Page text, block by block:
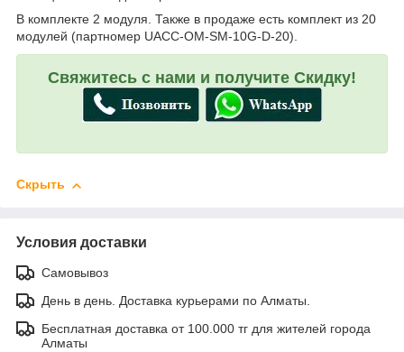
В комплекте 2 модуля. Также в продаже есть комплект из 20
модулей (партномер UACC-OM-SM-10G-D-20).
Свяжитесь с нами и получите Скидку!
Скрыть
Условия доставки
Самовывоз
День в день. Доставка курьерами по Алматы.
Бесплатная доставка от 100.000 тг для жителей города
Алматы